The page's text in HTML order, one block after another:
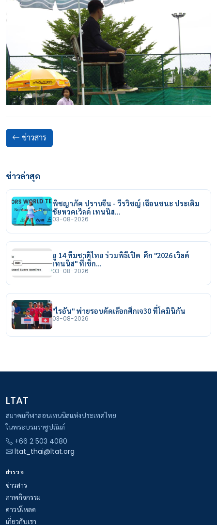
ข่าวสาร
ข่าวล่าสุด
พิชญาภัค ปราบจีน - วีรวิชญ์ เฉือนชนะ ประเดิม
ชัยหวดเวิลด์ เทนนิส…
03-08-2026
ยู 14 ทีมชาติไทย ร่วมพิธีเปิด ศึก "2026 เวิลด์
เทนนิส" ที่เช็ก…
03-08-2026
"ไรอัน" พ่ายรอบคัดเลือกศึกเจ30 ที่โดมินิกัน
03-08-2026
LTAT
สมาคมกีฬาลอนเทนนิสแห่งประเทศไทย
ในพระบรมราชูปถัมภ์
+66 2 503 4080
ltat_thai@ltat.org
สำรวจ
ข่าวสาร
ภาพกิจกรรม
ดาวน์โหลด
เกี่ยวกับเรา